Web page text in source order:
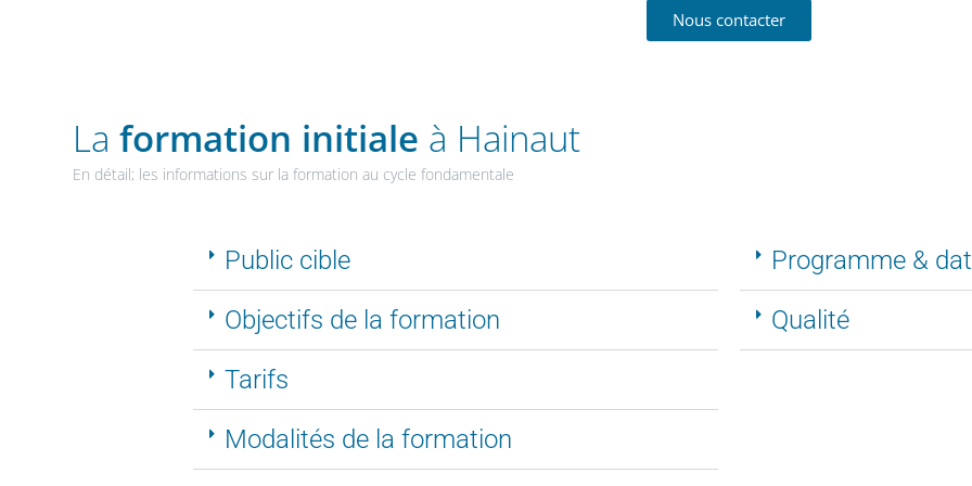
Nous contacter
Laformation initiale à Hainaut
En détail; les informations sur la formation au cycle fondamentale
Public cible
Objectifs de la formation
Tarifs
Modalités de la formation
Programme &
Qualité